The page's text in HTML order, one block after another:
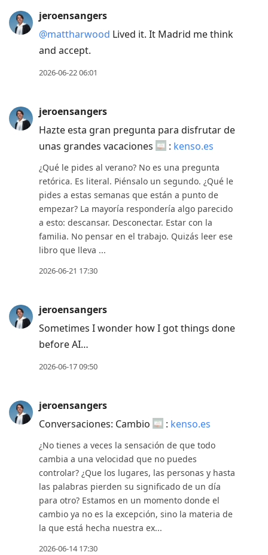
jeroensangers
@mattharwood Lived it. It Madrid me think
and accept.
2026-06-22 06:01
jeroensangers
Hazte esta gran pregunta para disfrutar de
unas grandes vacaciones
: kenso.es
¿Qué le pides al verano? No es una pregunta
retórica. Es literal. Piénsalo un segundo. ¿Qué le
pides a estas semanas que están a punto de
empezar? La mayoría respondería algo parecido
a esto: descansar. Desconectar. Estar con la
familia. No pensar en el trabajo. Quizás leer ese
libro que lleva ...
2026-06-21 17:30
jeroensangers
Sometimes I wonder how I got things done
before AI…
2026-06-17 09:50
jeroensangers
Conversaciones: Cambio
: kenso.es
¿No tienes a veces la sensación de que todo
cambia a una velocidad que no puedes
controlar? ¿Que los lugares, las personas y hasta
las palabras pierden su significado de un día
para otro? Estamos en un momento donde el
cambio ya no es la excepción, sino la materia de
la que está hecha nuestra ex...
2026-06-14 17:30